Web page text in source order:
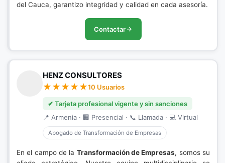
del Cauca, garantizo integridad y calidad en cada asesoría.
Contactar
HENZ CONSULTORES
10 Usuarios
✔ Tarjeta profesional vigente y sin sanciones
📍 Armenia · 🏢 Presencial · 📞 Llamada · 💻 Virtual
Abogado de Transformación de Empresas
En el campo de la Transformación de Empresas, somos su